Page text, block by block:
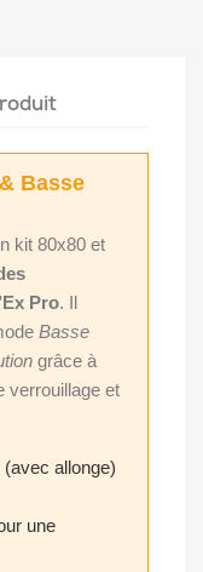
Basse
kit 80x80 et
Pro. Il
Basse
grâce à
verrouillage et
(avec allonge)
une